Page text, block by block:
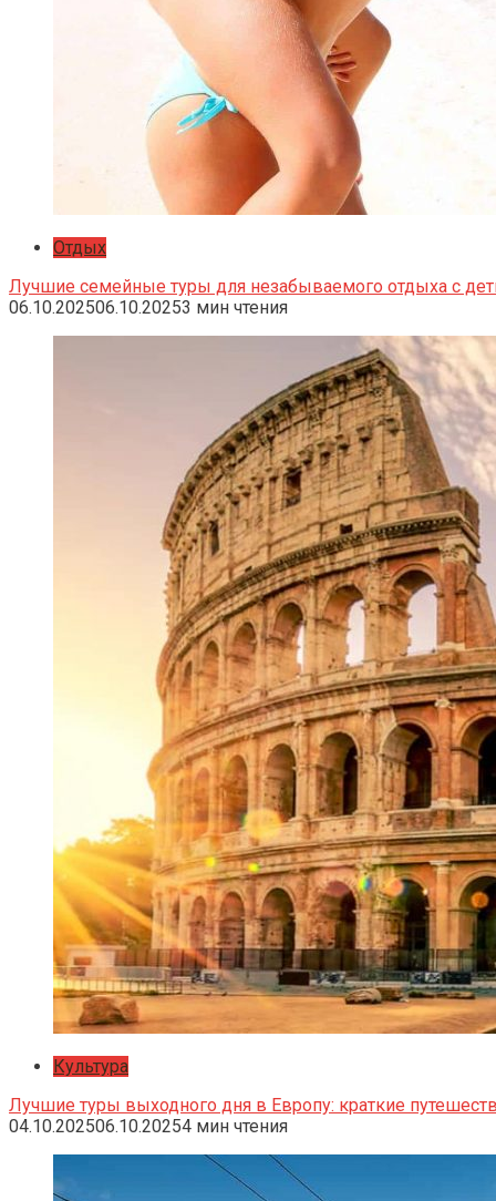
Отдых
Лучшие семейные туры для незабываемого отдыха с
06.10.202506.10.20253 мин чтения
Культура
Лучшие туры выходного дня в Европу: краткие
04.10.202506.10.20254 мин чтения